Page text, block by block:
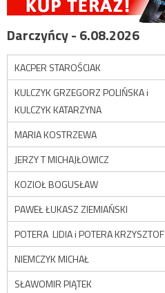
Darczyńcy - 6.08.2026
KACPER STAROŚCIAK
KULCZYK GRZEGORZ POLIŃSKA i
KULCZYK KATARZYNA
MARIA KOSTRZEWA
JERZY T MICHAJŁOWICZ
KOZIOŁ BOGUSŁAW
PAWEŁ ŁUKASZ ZIEMIAŃSKI
POTERA LIDIA i POTERA KRZYSZTOF
NIEMCZYK MICHAŁ
SŁAWOMIR PIĄTEK